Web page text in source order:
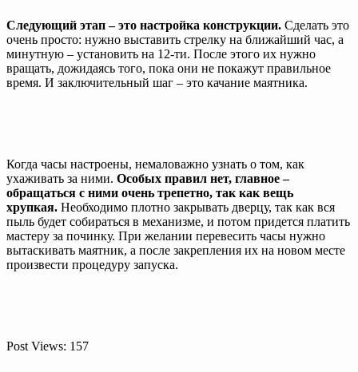
Следующий этап – это настройка конструкции. Сделать это
очень просто: нужно выставить стрелку на ближайший час, а
минутную – установить на 12-ти. После этого их нужно
вращать, дожидаясь того, пока они не покажут правильное
время. И заключительный шаг – это качание маятника.
Когда часы настроены, немаловажно узнать о том, как
ухаживать за ними. Особых правил нет, главное –
обращаться с ними очень трепетно, так как вещь
хрупкая. Необходимо плотно закрывать дверцу, так как вся
пыль будет собираться в механизме, и потом придется платить
мастеру за починку. При желании перевесить часы нужно
вытаскивать маятник, а после закрепления их на новом месте
произвести процедуру запуска.
Post Views: 157